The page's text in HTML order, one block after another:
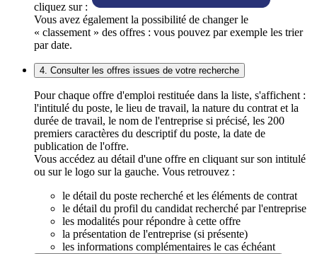
cliquez sur :
Vous avez également la possibilité de changer le
« classement » des offres : vous pouvez par exemple les trier
par date.
4. Consulter les offres issues de votre recherche
Pour chaque offre d'emploi restituée dans la liste, s'affichent :
l'intitulé du poste, le lieu de travail, la nature du contrat et la
durée de travail, le nom de l'entreprise si précisé, les 200
premiers caractères du descriptif du poste, la date de
publication de l'offre.
Vous accédez au détail d'une offre en cliquant sur son intitulé
ou sur le logo sur la gauche. Vous retrouvez :
le détail du poste recherché et les éléments de contrat
le détail du profil du candidat recherché par l'entreprise
les modalités pour répondre à cette offre
la présentation de l'entreprise (si présente)
les informations complémentaires le cas échéant